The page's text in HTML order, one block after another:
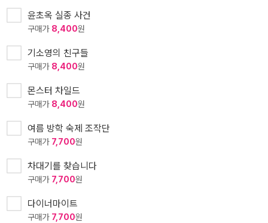
윤초옥 실종 사건
구매가 8,400원
기소영의 친구들
구매가 8,400원
몬스터 차일드
구매가 8,400원
여름 방학 숙제 조작단
구매가 7,700원
차대기를 찾습니다
구매가 7,700원
다이너마이트
구매가 7,700원